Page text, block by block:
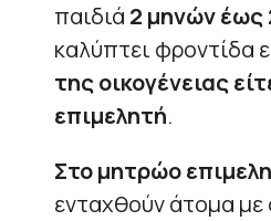
παιδιά 2 μηνών έως
καλύπτει φροντίδα
της οικογένειας
επιμελητή.
Στο μητρώο
ενταχθούν άτομα με